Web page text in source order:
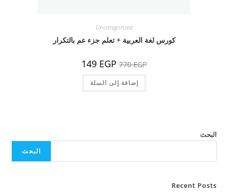
Uncategorized
كورس لغة العربية + تعلم جزء عم بالتكرار
770EGP السعر
الأصلي
هو:
770 EGP.
149 EGP
إضافة إلى السلة
البحث
البحث
Recent Posts